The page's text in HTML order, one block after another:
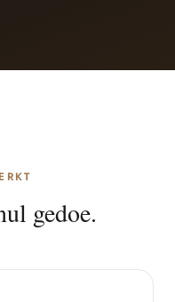
gedoe.